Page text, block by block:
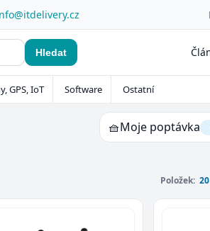
Hledat
GPS, IoT Software Ostatní
🧺Moje poptávka
Položek: 20